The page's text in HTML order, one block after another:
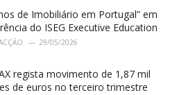
de Imobiliário em Portugal” em
do ISEG Executive Education
29/05/2026
regista movimento de 1,87 mil
de euros no terceiro trimestre